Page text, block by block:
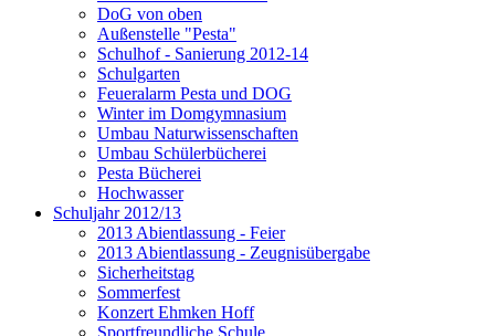
DoG von oben
Außenstelle "Pesta"
Schulhof - Sanierung 2012-14
Schulgarten
Feueralarm Pesta und DOG
Winter im Domgymnasium
Umbau Naturwissenschaften
Umbau Schülerbücherei
Pesta Bücherei
Hochwasser
Schuljahr 2012/13
2013 Abientlassung - Feier
2013 Abientlassung - Zeugnisübergabe
Sicherheitstag
Sommerfest
Konzert Ehmken Hoff